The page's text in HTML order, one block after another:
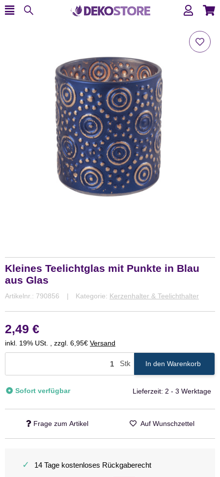
Kleines Teelichtglas mit Punkte in Blau
aus Glas
Artikelnr.: 790856 Kategorie: Kerzenhalter & Teelichthalter
2,49 €
inkl. 19% USt. , zzgl. 6,95€ Versand
Stk In den Warenkorb
Sofort verfügbar Lieferzeit: 2 - 3 Werktage
Frage zum Artikel Auf Wunschzettel
✓ 14 Tage kostenloses Rückgaberecht